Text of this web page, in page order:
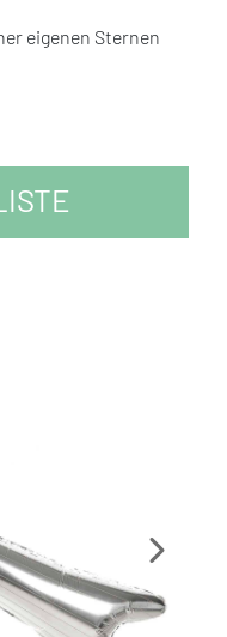
eigenen Sternen